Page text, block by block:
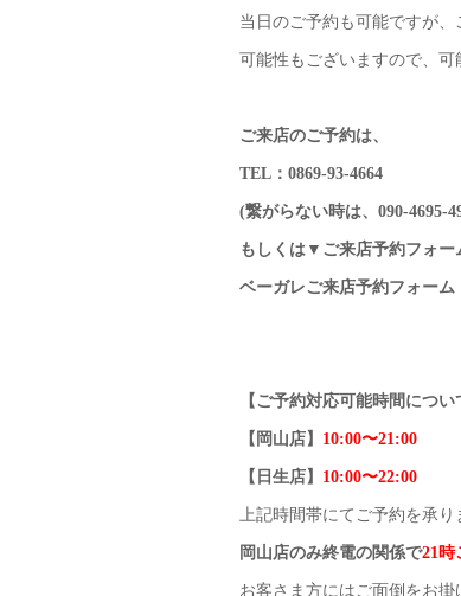
当日のご予約も可能ですが
可能性もございますので、可
ご来店のご予約は、
TEL：0869-93-4664
(繋がらない時は、090-4695-
もしくは▼ご来店予約フォー
ベーガレご来店予約フォーム
【ご予約対応可能時間につい
【岡山店】 10:00〜21:00
【日生店】 10:00〜22:00
上記時間帯にてご予約を承り
岡山店のみ終電の関係で21時
お客さま方にはご面倒をお掛